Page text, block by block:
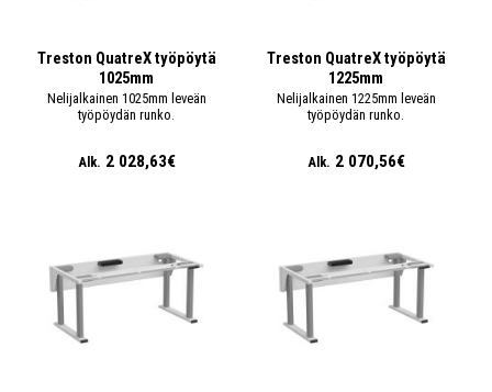
Treston QuatreX työpöytä
1025mm
Nelijalkainen 1025mm leveän
työpöydän runko.
Alk. 2 028,63€
Treston QuatreX työpöytä
1225mm
Nelijalkainen 1225mm leveän
työpöydän runko.
Alk. 2 070,56€